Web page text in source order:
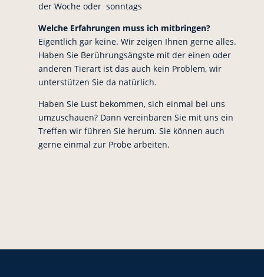
der Woche oder sonntags
Welche Erfahrungen muss ich mitbringen?
Eigentlich gar keine. Wir zeigen Ihnen gerne alles.
Haben Sie Berührungsängste mit der einen oder
anderen Tierart ist das auch kein Problem, wir
unterstützen Sie da natürlich.
Haben Sie Lust bekommen, sich einmal bei uns
umzuschauen? Dann vereinbaren Sie mit uns ein
Treffen wir führen Sie herum. Sie können auch
gerne einmal zur Probe arbeiten.